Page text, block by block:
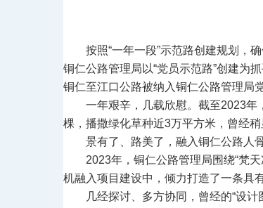
按照“一年一段”示范路创建规划，
铜仁公路管理局以“党员示范路”创建为
铜仁至江口公路被纳入铜仁公路管理局
一年艰辛，几载欣慰。截至2023年
棵，播撒绿化草种近3万平方米，曾经
景有了、路美了，融入铜仁公路人
2023年，铜仁公路管理局围绕“梵
机融入项目建设中，倾力打造了一条具
几经探讨、多方协同，曾经的“设